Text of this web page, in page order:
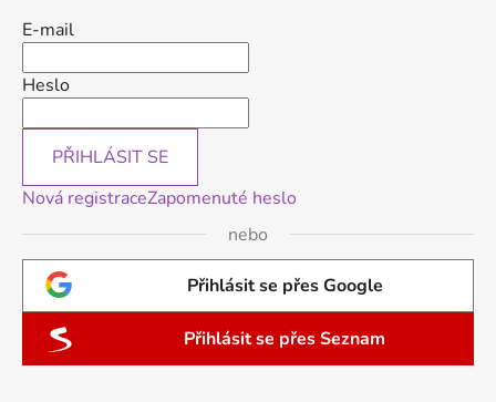
E-mail
Heslo
PŘIHLÁSIT SE
Nová registraceZapomenuté heslo
nebo
Přihlásit se přes Google
Přihlásit se přes Seznam